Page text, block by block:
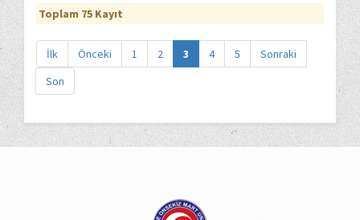
Toplam 75 Kayıt
İlk Önceki 1 2 3 4 5
Sonraki
Son